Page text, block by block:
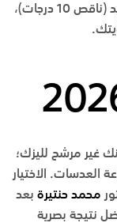
باختصار، إذا كنت تعاني من ضعف النظر الشديد (ناقص 10 درجات)،
فلا تحزن لأنك غير مرشح لليزك؛
العدسات. الاختيار
محمد حنتيرة بعد
نتيجة بصرية